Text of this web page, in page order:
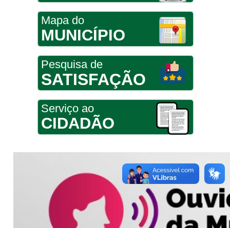
Mapa do
MUNICÍPIO
Pesquisa de
SATISFAÇÃO
Serviço ao
CIDADÃO